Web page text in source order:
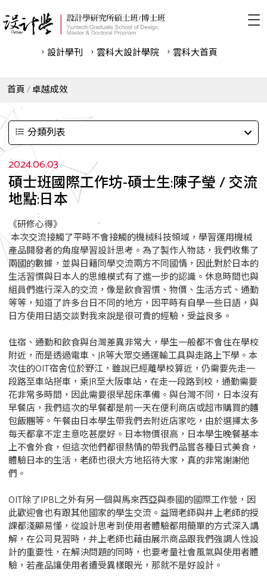
設計學刊 雲科⼤設計學院 雲科⼤首頁
首頁 卓越成效
分類列表
2024.06.03
碩士班國際工作坊-碩士生:陳子瑩 / 交流
地點:日本
《研修心得》
本次交流接觸了平時不會接觸的機械科技領域，學習運用機械
產品開發者的角度學習設計思考。為了製作人物誌，我們收集了
兩國的數據，並與日籍同學交流兩方不同國情，因此對於日本的
生活習慣與日本人的思維模式有了進一步的認識。休息時間也與
組員們進行深入的交流，像是飲食習慣、物價、生活方式、通勤
等等，知道了許多台日不同的地方，因平時有自學一些日語，與
日方使用日語交談對我來說是很可貴的經驗，受益良多。
住宿、通勤和飲食與台灣差異非常大，學生一般都不會住在學校
附近，而是透過電車、JR等大眾交通運輸工具與走路上下學。本
次住的OIT宿舍位於野江，雖說已經離學校算近，仍需要先走一
段路至車站搭車，乘JR至大阪車站，在走一段路到校，通勤需要
花非常多時間，因此需要很早起床準備。與台灣不同，日本沒有
早餐店，我們這次的早餐都是前一天在便利商店或超市購買的麵
包飯糰等。午餐由日本學生帶我們去附近店家吃，由於選擇太多
每天都拿不定主意吃甚麼好。日本物價很高，日本學生晚餐基本
上不會外食，但這次他們都很熱情的帶我們品嘗各種日式美食，
體驗日本的生活，老師也很大方地招待大家，真的非常謝謝他
們。
OIT除了IPBL之外有另一個與馬來西亞與泰國的國際工作營，因
此歡迎會也有跟其他國家的學生交流。益岡老師與井上老師的授
課都淺顯易懂，從設計思考到使用者體驗都用簡單的方式深入講
解，在公司見習時，井上老師也藉由展示商品跟我們強調人性設
計的重要性，在解決問題的同時，也要考量社會風氣與使用者體
驗，若產品讓使用者遭受異樣眼光，那就不是好設計。